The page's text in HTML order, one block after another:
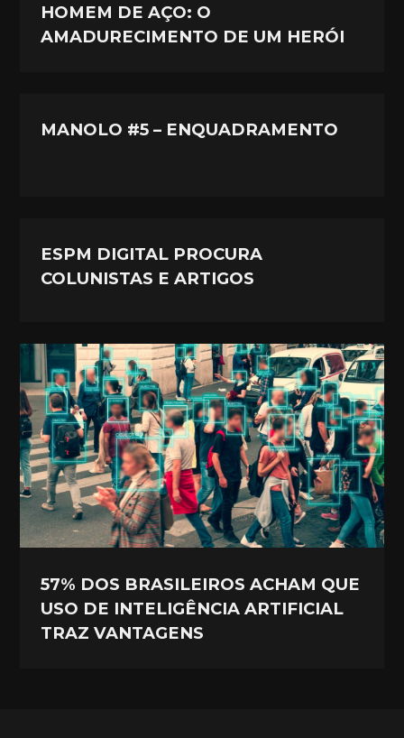
HOMEM DE AÇO: O
AMADURECIMENTO DE UM HERÓI
MANOLO #5 – ENQUADRAMENTO
ESPM DIGITAL PROCURA
COLUNISTAS E ARTIGOS
57% DOS BRASILEIROS ACHAM QUE
USO DE INTELIGÊNCIA ARTIFICIAL
TRAZ VANTAGENS